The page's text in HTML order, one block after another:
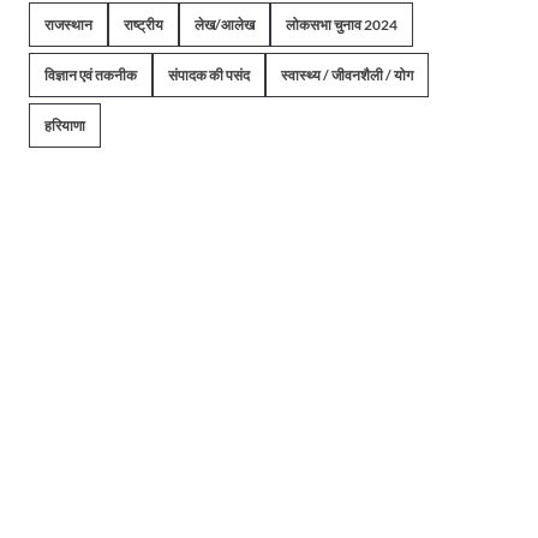
राजस्थान राष्ट्रीय लेख/आलेख लोकसभा चुनाव 2024
विज्ञान एवं तकनीक संपादक की पसंद स्वास्थ्य / जीवनशैली / योग
हरियाणा